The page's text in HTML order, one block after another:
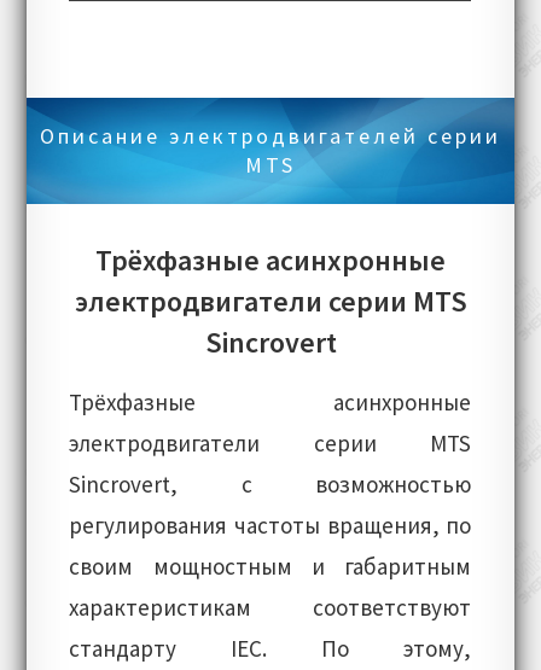
Описание электродвигателей серии
MTS
Трёхфазные асинхронные
электродвигатели серии MTS
Sincrovert
Трёхфазные асинхронные
электродвигатели серии MTS
Sincrovert, с возможностью
регулирования частоты вращения, по
своим мощностным и габаритным
характеристикам соответствуют
стандарту IEC. По этому,